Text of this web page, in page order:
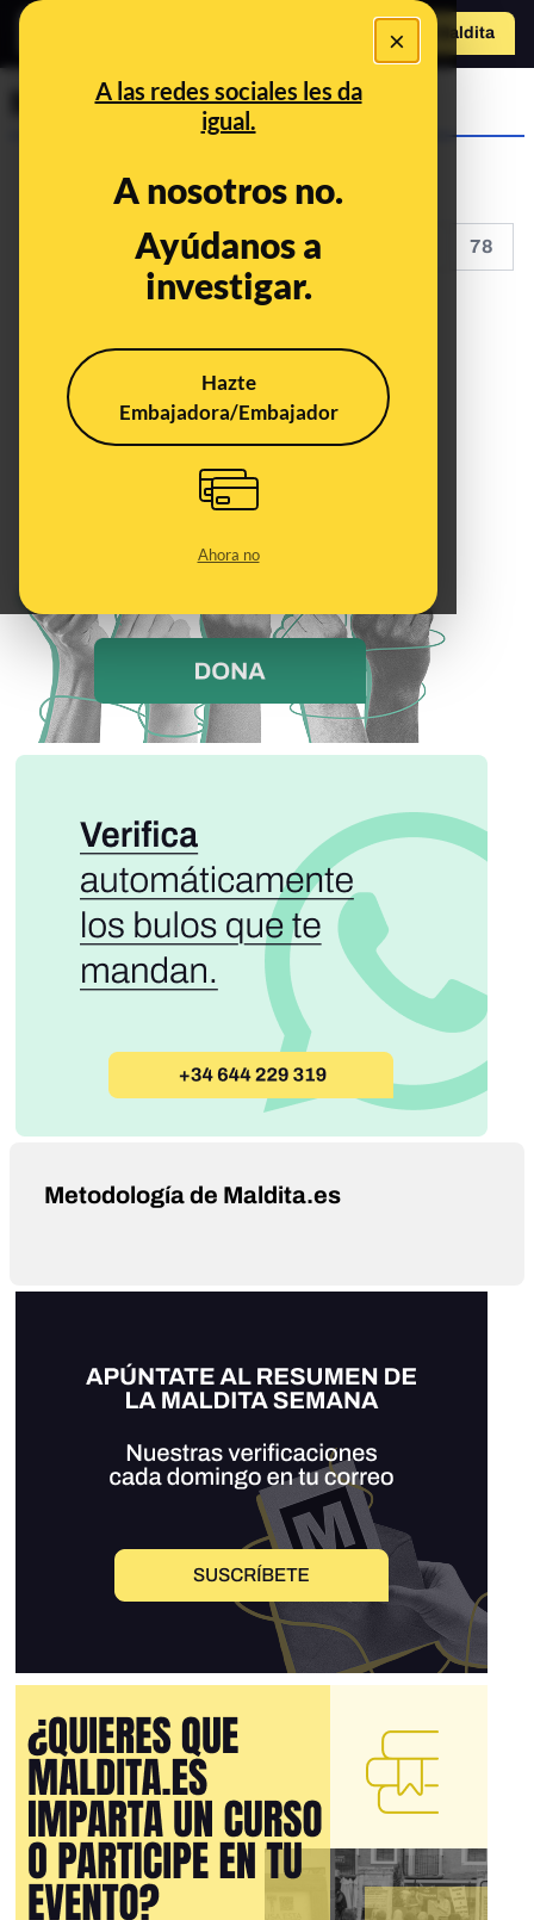
×
A las redes sociales les da
igual.
A nosotros no.
Ayúdanos a
investigar.
Hazte
Embajadora/Embajador
Ahora no
Hazte Maldita
Maldito Dato
73 74 75 78
Metodología de Maldita.es